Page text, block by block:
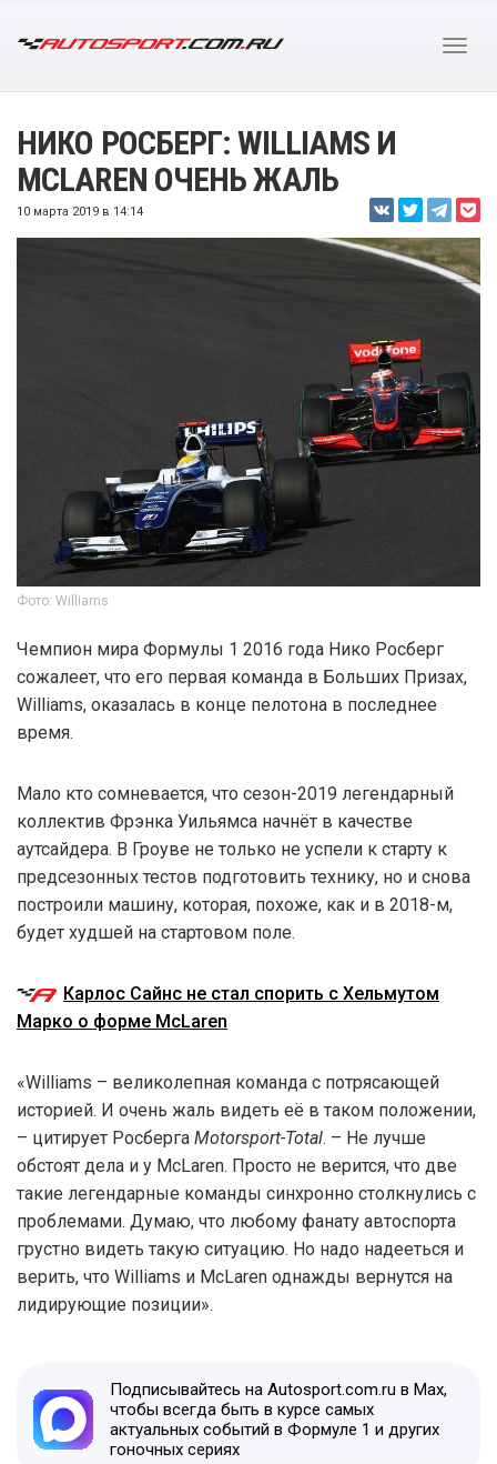
НИКО РОСБЕРГ: WILLIAMS И
MCLAREN ОЧЕНЬ ЖАЛЬ
10 марта 2019 в 14:14
Фото: Williams
Чемпион мира Формулы 1 2016 года Нико Росберг
сожалеет, что его первая команда в Больших Призах,
Williams, оказалась в конце пелотона в последнее
время.
Мало кто сомневается, что сезон-2019 легендарный
коллектив Фрэнка Уильямса начнёт в качестве
аутсайдера. В Гроуве не только не успели к старту к
предсезонных тестов подготовить технику, но и снова
построили машину, которая, похоже, как и в 2018-м,
будет худшей на стартовом поле.
Карлос Сайнс не стал спорить с Хельмутом
Марко о форме McLaren
«Williams – великолепная команда с потрясающей
историей. И очень жаль видеть её в таком положении,
– цитирует Росберга Motorsport-Total. – Не лучше
обстоят дела и у McLaren. Просто не верится, что две
такие легендарные команды синхронно столкнулись с
проблемами. Думаю, что любому фанату автоспорта
грустно видеть такую ситуацию. Но надо надееться и
верить, что Williams и McLaren однажды вернутся на
лидирующие позиции».
Подписывайтесь на Autosport.com.ru в Max,
чтобы всегда быть в курсе самых
актуальных событий в Формуле 1 и других
гоночных сериях